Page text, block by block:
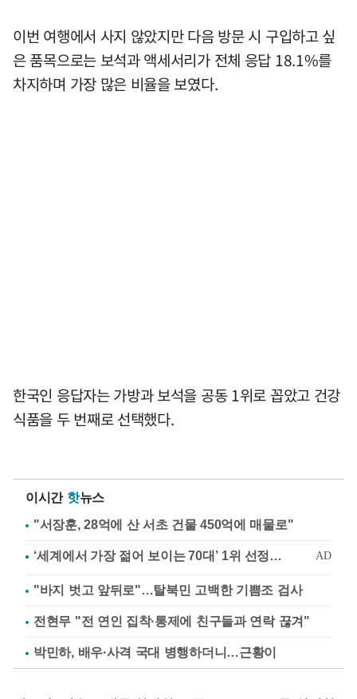
이번 여행에서 사지 않았지만 다음 방문 시 구입하고 싶
은 품목으로는 보석과 액세서리가 전체 응답 18.1%를
차지하며 가장 많은 비율을 보였다.
한국인 응답자는 가방과 보석을 공동 1위로 꼽았고 건강
식품을 두 번째로 선택했다.
이시간 핫뉴스
"서장훈, 28억에 산 서초 건물 450억에 매물로"
"바지 벗고 앞뒤로"…탈북민 고백한 기쁨조 검사
전현무 "전 연인 집착·통제에 친구들과 연락 끊겨"
박민하, 배우·사격 국대 병행하더니…근황이